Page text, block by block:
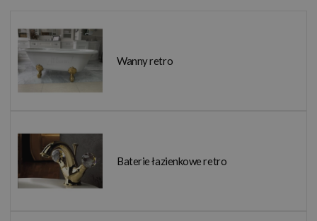
Wanny retro
Baterie łazienkowe retro